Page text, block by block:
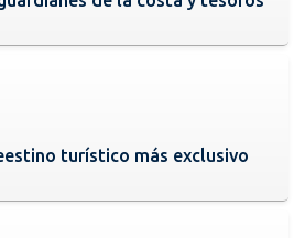
turístico más exclusivo